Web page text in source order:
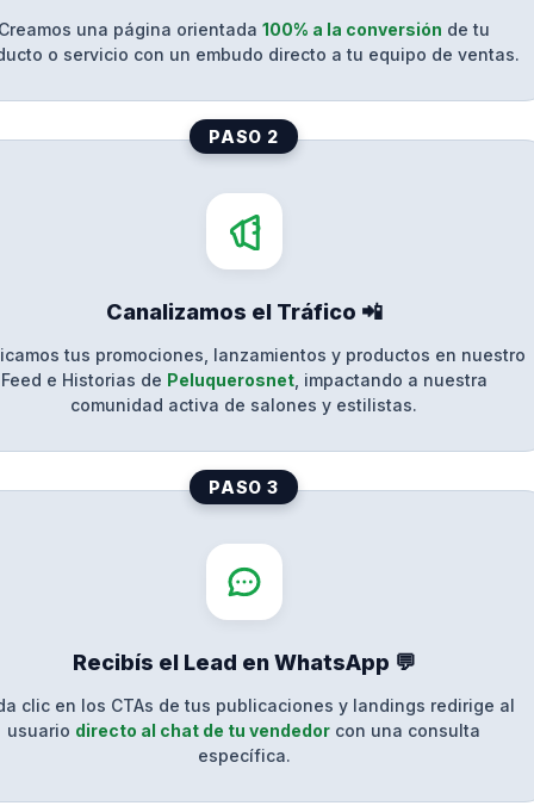
una página orientada 100% a la conversión de tu
o servicio con un embudo directo a tu equipo de ventas.
PASO 2
Canalizamos el Tráfico 📲
tus promociones, lanzamientos y productos en nuestro
Feed e Historias de Peluquerosnet, impactando a nuestra
comunidad activa de salones y estilistas.
PASO 3
Recibís el Lead en WhatsApp 💬
clic en los CTAs de tus publicaciones y landings redirige al
usuario directo al chat de tu vendedor con una consulta
específica.